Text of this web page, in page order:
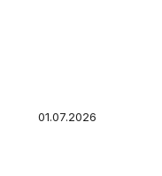
01.07.2026